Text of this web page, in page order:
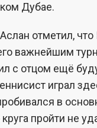
Дубае.
отметил,
важнейшим
с отцом ещё
играл
в
пройти не